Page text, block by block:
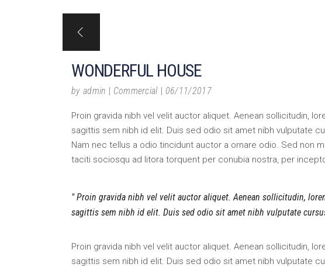
WONDERFUL HOUSE
by admin Commercial 06/11/2017
Proin gravida nibh vel velit auctor aliquet. Aenean sollicitudin,
sagittis sem nibh id elit. Duis sed odio sit amet nibh vulputate
Nam nec tellus a odio tincidunt auctor a ornare odio. Sed non
taciti sociosqu ad litora torquent per conubia nostra, per
Proin gravida nibh vel velit auctor aliquet. Aenean sollicitudin,
sagittis sem nibh id elit. Duis sed odio sit amet nibh vulputate
Proin gravida nibh vel velit auctor aliquet. Aenean sollicitudin,
sagittis sem nibh id elit. Duis sed odio sit amet nibh vulputate